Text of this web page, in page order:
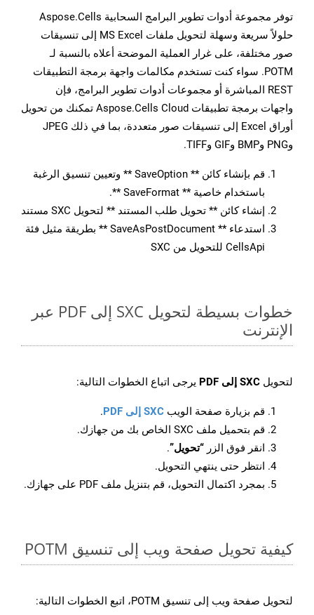
توفر مجموعة أدوات تطوير البرامج السحابية Aspose.Cells
حلولاً سريعة وسهلة لتحويل ملفات MS Excel إلى تنسيقات
صور مختلفة، على غرار العملية الموضحة أعلاه بالنسبة لـ
POTM. سواء كنت تستخدم مكالمات واجهة برمجة التطبيقات
REST المباشرة أو مجموعات أدوات تطوير البرامج، فإن
واجهات برمجة تطبيقات Aspose.Cells Cloud تمكنك من تحويل
أوراق Excel إلى تنسيقات صور متعددة، بما في ذلك JPEG
وPNG وBMP وGIF وTIFF.
قم بإنشاء كائن ** SaveOption ** وتعيين تنسيق الرغبة
باستخدام خاصية ** SaveFormat **.
إنشاء كائن ** تحويل طلب المستند ** لتحويل SXC مستند
استدعاء ** SaveAsPostDocument ** بطريقة مثيل فئة
CellsApi للتحويل من SXC
خطوات بسيطة لتحويل SXC إلى PDF عبر
الإنترنت
لتحويل SXC إلى PDF يرجى اتباع الخطوات التالية:
قم بزيارة صفحة الويب SXC إلى PDF
.
قم بتحميل ملف SXC الخاص بك من جهازك.
انقر فوق الزر “تحويل”.
انتظر حتى ينتهي التحويل.
بمجرد اكتمال التحويل، قم بتنزيل ملف PDF على جهازك.
كيفية تحويل صفحة ويب إلى تنسيق POTM
لتحويل صفحة ويب إلى تنسيق POTM، اتبع الخطوات التالية: